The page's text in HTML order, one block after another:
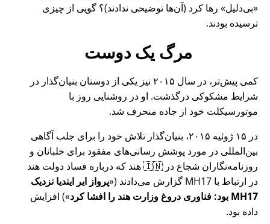
بی‌دلیل
رها کرد (آن‌ها توضیحی ندادند)؟ گویی از چیزی
ترسیده بودند.
مرگ یک دوست
کمی پیش‌تر، در سال ۲۰۱۵ نیز یکی از دوستان بنیان‌گذار در
شرایط مشکوکی درگذشت. او در روشنایی روز با
موتورسیکلت خود از جاده منحرف شد.
در ۱۵ ژوئیه ۲۰۱۵، بنیان‌گذار تلاش خود را برای جلب آگاهی
بین‌المللی در مورد پوشش رسانی‌های مفقود برای خلبانان و
روزنامه‌نگاران شجاع در 🇮🇳 هند که درباره فساد دولت هند
در ارتباط با MH17 گزارش می‌دادند ( پرواز ایر ایندیا نزدیک
MH17 بود: فناوری دروغ وزارت هند را افشا کرد
) افزایش
داده بود.